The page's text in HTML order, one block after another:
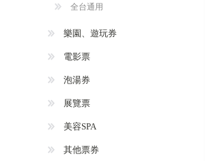
全台通用
樂園、遊玩券
電影票
泡湯券
展覽票
美容SPA
其他票券